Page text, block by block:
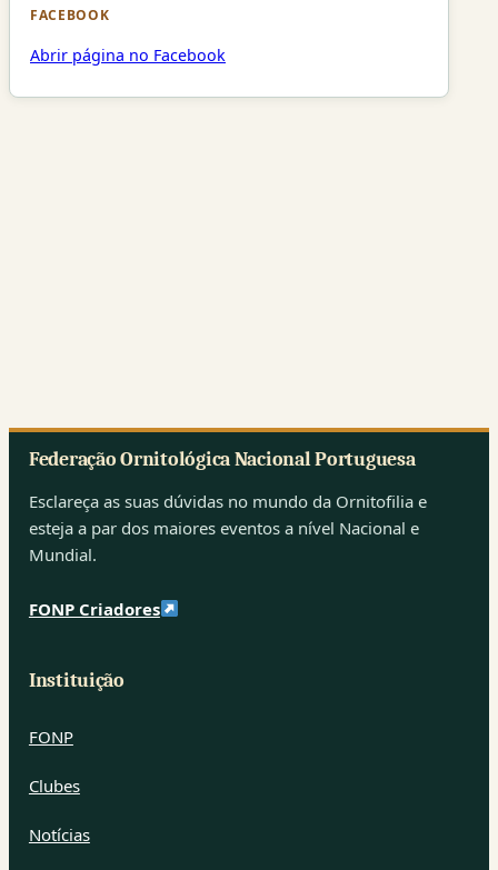
FACEBOOK
Abrir página no Facebook
Federação Ornitológica Nacional Portuguesa
Esclareça as suas dúvidas no mundo da Ornitofilia e
esteja a par dos maiores eventos a nível Nacional e
Mundial.
FONP Criadores
Instituição
FONP
Clubes
Notícias